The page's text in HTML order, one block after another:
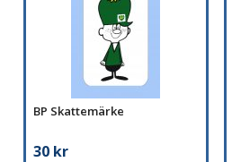
BP Skattemärke
30 kr